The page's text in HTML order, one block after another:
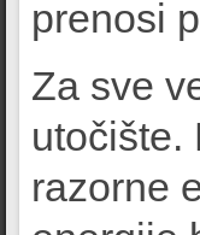
prenosi
Za sve
utočište.
razorne